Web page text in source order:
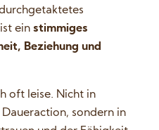
ist einstimmiges
Beziehung und
oft leise. Nicht in
sondern in